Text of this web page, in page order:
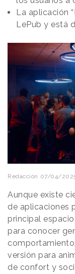
La aplicación
LePub y está
Redacción 07/04/2025
Aunque existe
de aplicaciones
principal
para conocer
comportamiento,
versión para
de confort y